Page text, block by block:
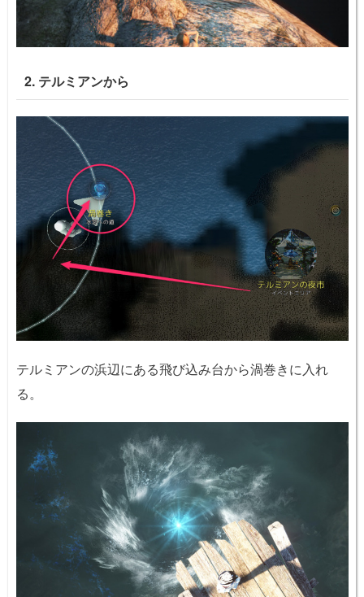
2. テルミアンから
テルミアンの浜辺にある飛び込み台から渦巻きに入れ
る。